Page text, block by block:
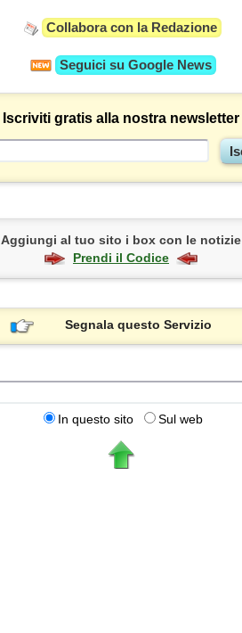
Collabora con la Redazione
Seguici su Google News
Iscriviti gratis alla nostra newsletter
Aggiungi al tuo sito i box con le notizie
Prendi il Codice
Segnala questo Servizio
In questo sito Sul web